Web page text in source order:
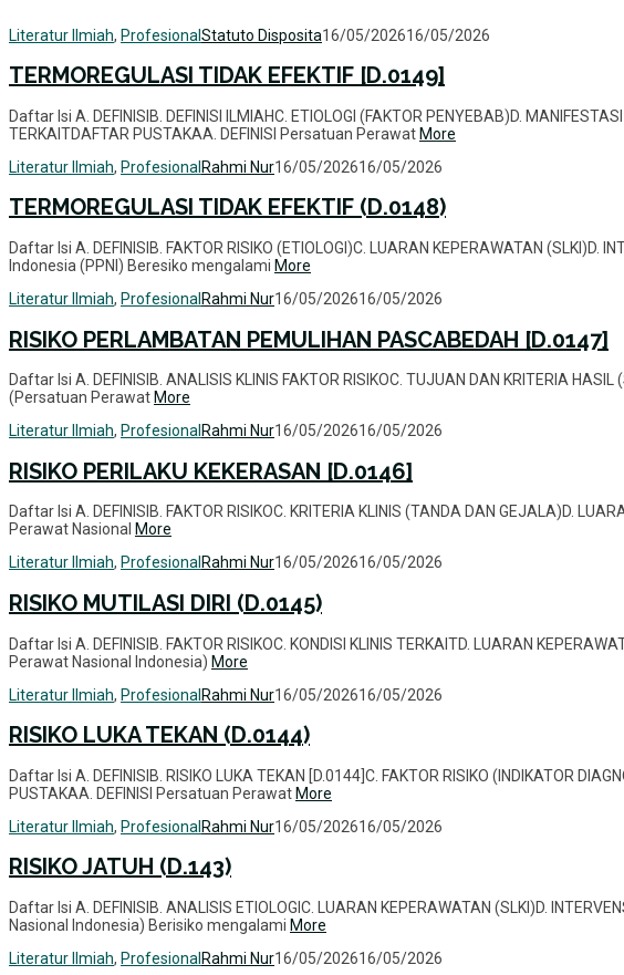
Literatur Ilmiah, Profesional Statuto Disposita16/05/202616/05/2026
TERMOREGULASI TIDAK EFEKTIF [D.0149]
Daftar Isi A. DEFINISIB. DEFINISI ILMIAHC. ETIOLOGI (FAKTOR PENYEBAB)D.
TERKAITDAFTAR PUSTAKAA. DEFINISI Persatuan Perawat More
Literatur Ilmiah, Profesional Rahmi Nur16/05/202616/05/2026
TERMOREGULASI TIDAK EFEKTIF (D.0148)
Daftar Isi A. DEFINISIB. FAKTOR RISIKO (ETIOLOGI)C. LUARAN KEPERAWATAN (SLKI)D.
Indonesia (PPNI) Beresiko mengalami More
Literatur Ilmiah, Profesional Rahmi Nur16/05/202616/05/2026
RISIKO PERLAMBATAN PEMULIHAN PASCABEDAH [D.0147]
Daftar Isi A. DEFINISIB. ANALISIS KLINIS FAKTOR RISIKOC. TUJUAN DAN KRITERIA
(Persatuan Perawat More
Literatur Ilmiah, Profesional Rahmi Nur16/05/202616/05/2026
RISIKO PERILAKU KEKERASAN [D.0146]
Daftar Isi A. DEFINISIB. FAKTOR RISIKOC. KRITERIA KLINIS (TANDA DAN GEJALA)D.
Perawat Nasional More
Literatur Ilmiah, Profesional Rahmi Nur16/05/202616/05/2026
RISIKO MUTILASI DIRI (D.0145)
Daftar Isi A. DEFINISIB. FAKTOR RISIKOC. KONDISI KLINIS TERKAITD. LUARAN
Perawat Nasional Indonesia) More
Literatur Ilmiah, ProfesionalRahmi Nur16/05/202616/05/2026
RISIKO LUKA TEKAN (D.0144)
Daftar Isi A. DEFINISIB. RISIKO LUKA TEKAN [D.0144]C. FAKTOR RISIKO (INDIKATOR
PUSTAKAA. DEFINISI Persatuan Perawat More
Literatur Ilmiah, Profesional Rahmi Nur16/05/202616/05/2026
RISIKO JATUH (D.143)
Daftar Isi A. DEFINISIB. ANALISIS ETIOLOGIC. LUARAN KEPERAWATAN (SLKI)D.
Nasional Indonesia) Berisiko mengalami More
Literatur Ilmiah, Profesional Rahmi Nur16/05/202616/05/2026